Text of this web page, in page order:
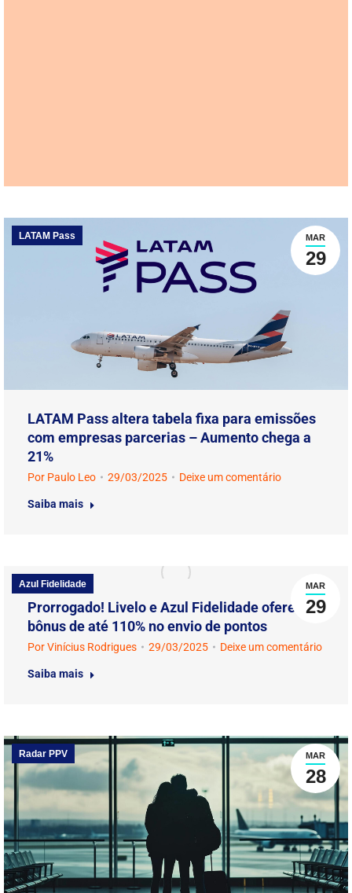
MAR
29
LATAM Pass
LATAM Pass altera tabela fixa para emissões
com empresas parcerias – Aumento chega a
21%
Por Paulo Leo 29/03/2025 Deixe um comentário
Saiba mais
MAR
29
Azul Fidelidade
Prorrogado! Livelo e Azul Fidelidade oferecem
bônus de até 110% no envio de pontos
PorVinícius Rodrigues 29/03/2025 Deixe um comentário
Saiba mais
MAR
28
Radar PPV